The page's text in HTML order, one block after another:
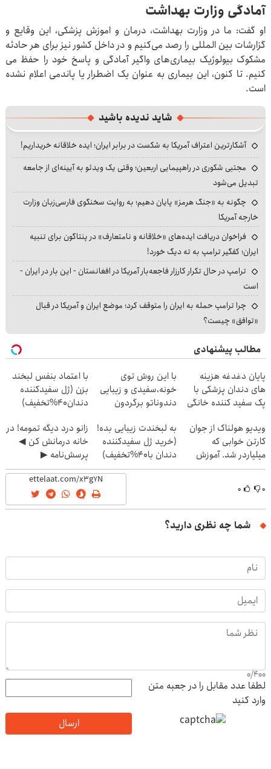
آمادگی وزارت بهداشت
او گفت: ما در وزارت بهداشت، درمان و اموزش پزشکی، این وقایع و
گزارشات بین المللی را رصد می‌کنیم و در داخل کشور نیز برای هر حادثه
مشکوک بیولوژیک بیماری‌های واگیر آمادگی و پاسخ خود را حفظ می
کنیم. تا کنون، این بیماری به عنوان یک اضطرار یا پاندمی اعلام نشده
است.
شاید ندیده باشید
آشکارترین اعتراف آمریکا به شکست در برابر ایران؛ ایده خلاقانه خریداریم!
مجتبی شکوری در راهپیمایی اربعین؛ وقتی یک ویدئو به آیینه‌ای از جامعه
تبدیل می‌شود
چگونه به «جنگ هرمز» پایان دهیم؛ به روایت سخنگوی فارسی‌زبان وزارت
خارجه آمریکا
فراخوان دریافت ایده‌های «خلاقانه و نامتعارف» در پنتاگون برای تنبیه
ایران؛ کفگیر ترامپ به ته دیگ خورد!
ترامپ در حال تکرار کارزار فاجعه‌بار آمریکا در افغانستان - این بار در ایران -
است
چرا ترامپ حمله به ایران را متوقف کرد؛ موضع ایران و آمریکا در قبال
«توافق» چیست؟
مطالب پیشنهادی
پایان دغدغه هزینه
های دندان پزشکی با
پک سفید کننده خانگی
با این روش توی
خونه،سفیدی و زیبایی
دندوناتو برگردون
با اعتماد بنفس لبخند
بزن (ژل سفیدکننده
دندان40%تخفیف)
ویدیو هولناک از جوان
کارتن خوابی که
میلیاردر شد. آموزش
رایگان
به لبخندت زیبایی بده!
(خرید ژل سفیدکننده
دندان با40%تخفیف)
زانو درد دیگه تمومه! در
خانه درمانش کن ◀
پرسش‌نامه ▶
۰ ۰
شما چه نظری دارید؟
0/400
لطفا عدد مقابل را در جعبه متن
وارد کنید
ارسال